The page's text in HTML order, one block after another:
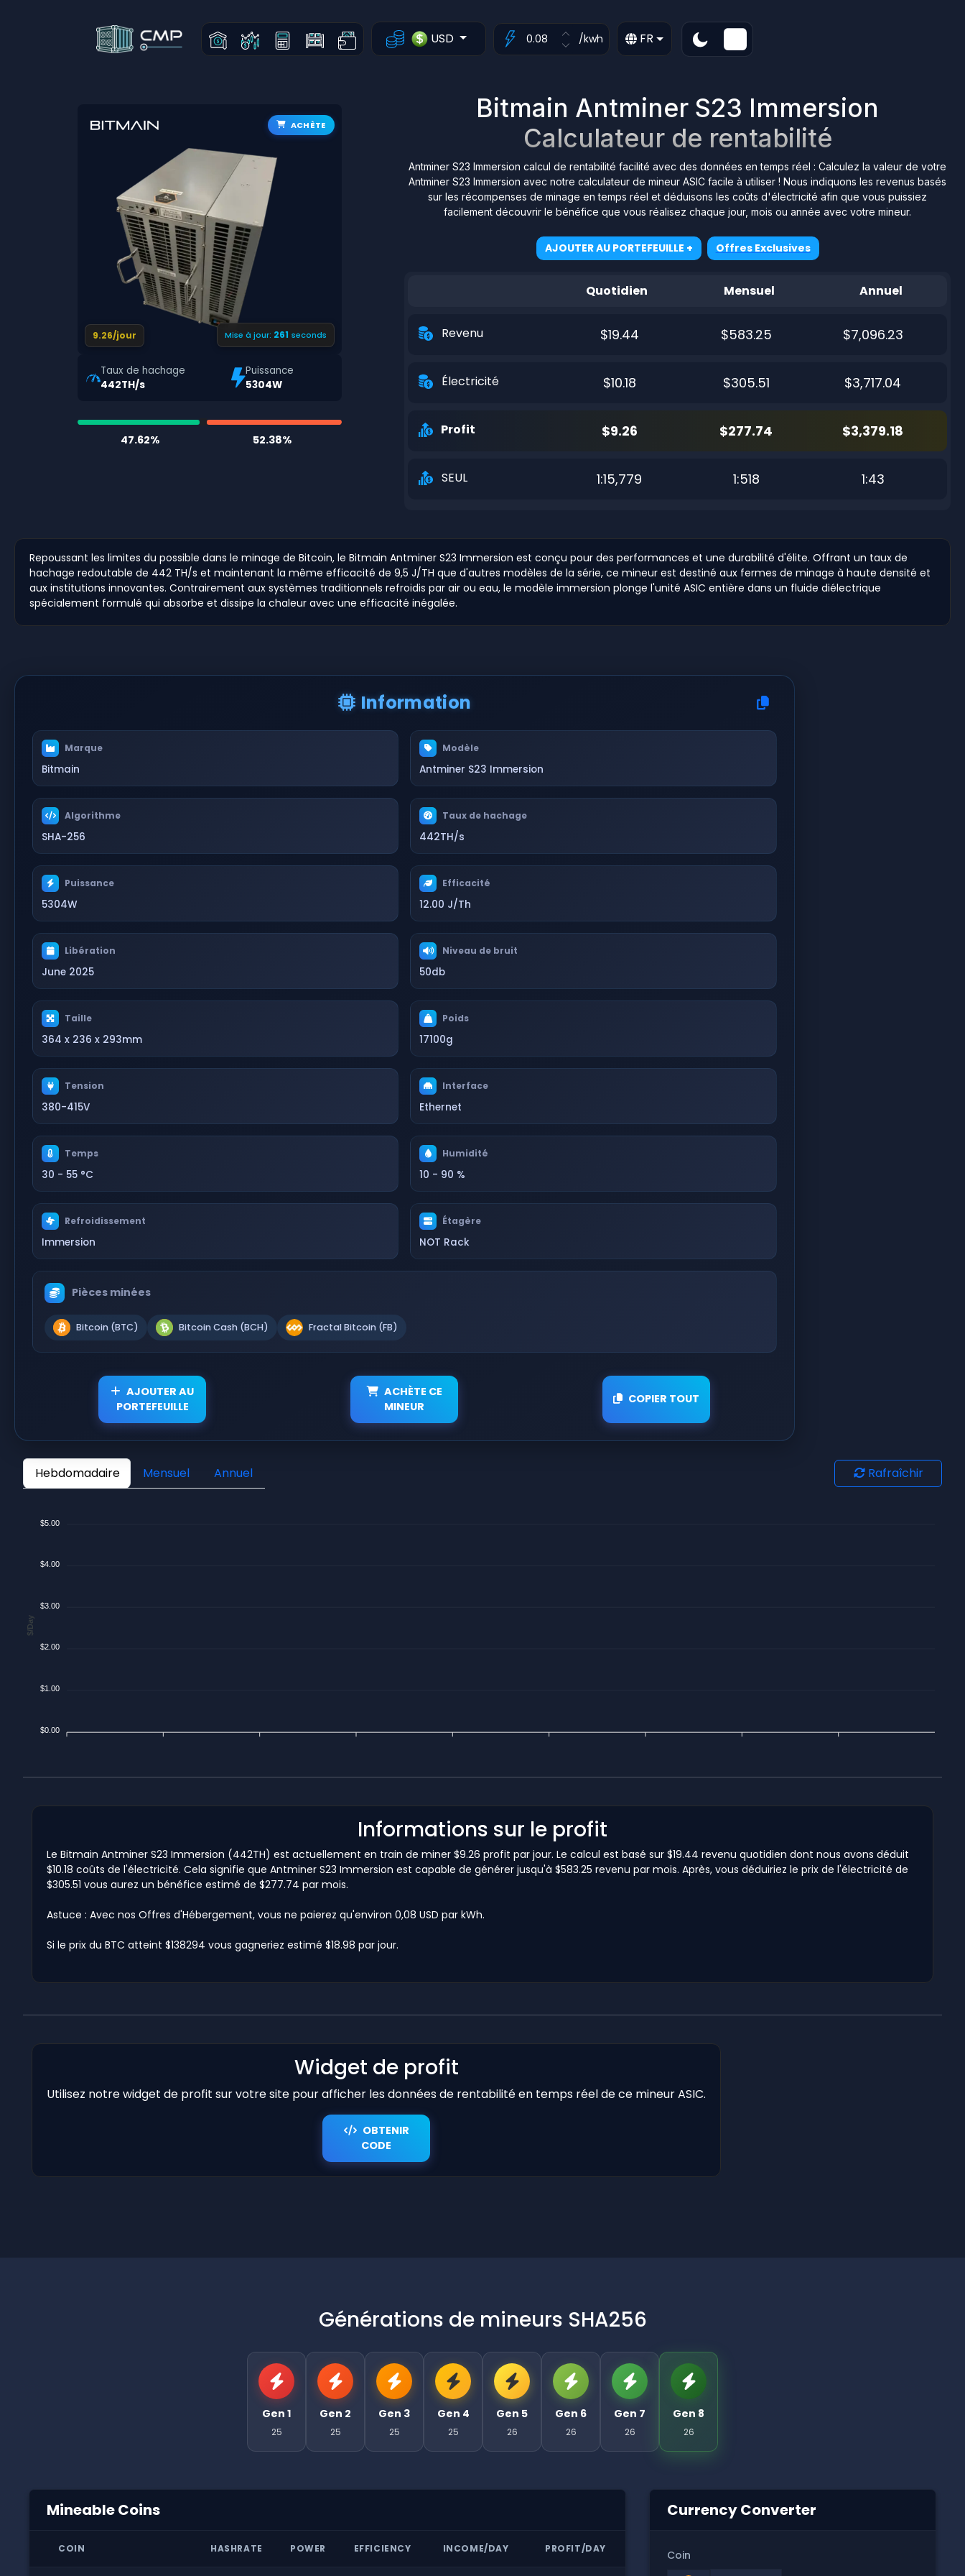
USD /kwh FR
ACHÈTE
9.26/jour Mise à jour:260 seconds
Taux de hachage
442TH/s
Puissance
5304W
47.62% 52.38%
Bitmain Antminer S23 Immersion
Calculateur de rentabilité
Antminer S23 Immersion calcul de rentabilité facilité avec des données en temps réel : Calculez la valeur de votre
Antminer S23 Immersion avec notre calculateur de mineur ASIC facile à utiliser ! Nous indiquons les revenus basés
sur les récompenses de minage en temps réel et déduisons les coûts d'électricité afin que vous puissiez
facilement découvrir le bénéfice que vous réalisez chaque jour, mois ou année avec votre mineur.
AJOUTER AU PORTEFEUILLE + Offres Exclusives
Quotidien Mensuel Annuel
Revenu $19.44 $583.25 $7,096.23
Électricité $10.18 $305.51 $3,717.04
Profit $9.26 $277.74 $3,379.18
SEUL 1:15,779 1:518 1:43
Repoussant les limites du possible dans le minage de Bitcoin, le Bitmain Antminer S23 Immersion est conçu pour des performances et une durabilité d'élite. Offrant un taux de
hachage redoutable de 442 TH/s et maintenant la même efficacité de 9,5 J/TH que d'autres modèles de la série, ce mineur est destiné aux fermes de minage à haute densité et
aux institutions innovantes. Contrairement aux systèmes traditionnels refroidis par air ou eau, le modèle immersion plonge l'unité ASIC entière dans un fluide diélectrique
spécialement formulé qui absorbe et dissipe la chaleur avec une efficacité inégalée.
Information
Marque
Bitmain
Modèle
Antminer S23 Immersion
Algorithme
SHA-256
Taux de hachage
442TH/s
Puissance
5304W
Efficacité
12.00 J/Th
Libération
June 2025
Niveau de bruit
50db
Taille
364 x 236 x 293mm
Poids
17100g
Tension
380-415V
Interface
Ethernet
Temps
30 - 55 °C
Humidité
10 - 90 %
Refroidissement
Immersion
Étagère
NOT Rack
Pièces minées
Bitcoin (BTC) Bitcoin Cash (BCH) Fractal Bitcoin (FB)
AJOUTER AU
PORTEFEUILLE
ACHÈTE CE
MINEUR
COPIER TOUT
Hebdomadaire Mensuel Annuel Rafraîchir
$5.00
$4.00
$3.00
$2.00
$1.00
$0.00
$/Day
Informations sur le profit
Le Bitmain Antminer S23 Immersion (442TH) est actuellement en train de miner $9.26 profit par jour. Le calcul est basé sur $19.44 revenu quotidien dont nous avons déduit
$10.18 coûts de l'électricité. Cela signifie que Antminer S23 Immersion est capable de générer jusqu'à $583.25 revenu par mois. Après, vous déduiriez le prix de l'électricité de
$305.51 vous aurez un bénéfice estimé de $277.74 par mois.
Astuce : Avec nos Offres d'Hébergement, vous ne paierez qu'environ 0,08 USD par kWh.
Si le prix du BTC atteint $138294 vous gagneriez estimé $18.98 par jour.
Widget de profit
Utilisez notre widget de profit sur votre site pour afficher les données de rentabilité en temps réel de ce mineur ASIC.
OBTENIR
CODE
Générations de mineurs SHA256
Gen 1
25
Gen 2
25
Gen 3
25
Gen 4
25
Gen 5
26
Gen 6
26
Gen 7
26
Gen 8
26
Mineable Coins
COIN HASHRATE POWER EFFICIENCY INCOME/DAY PROFIT/DAY
Currency Converter
Coin